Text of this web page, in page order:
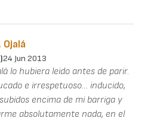
24 Jun 2013
lo hubiera leido antes de parir.
e irrespetuoso… inducido,
encima de mi barriga y
absolutamente nada, en el